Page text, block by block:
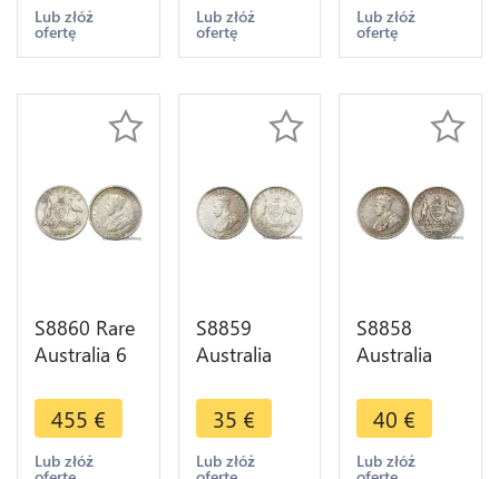
George V
1914
Silver AU !
Lub złóż
ofertę
Melbourne
Argent
Lub złóż
ofertę
Argent
Silver -
offer
Lub złóż
ofertę
S8860 Rare
Australia 6
George V
1917 M
Melbourne
455 €
Lub złóż
S8859
Australia
1917 M
Melbourne
Argent
35 €
Lub złóż
S8858
Australia
1916 M
Melbourne
Argent
40 €
Lub złóż